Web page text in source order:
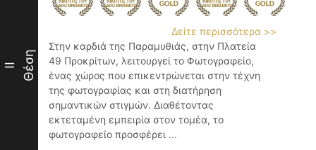
II Θέση
Δείτε περισσότερα >>
Στην καρδιά της Παραμυθιάς, στην Πλατεία
49 Προκρίτων, λειτουργεί το Φωτογραφείο,
ένας χώρος που επικεντρώνεται στην τέχνη
της φωτογραφίας και στη διατήρηση
σημαντικών στιγμών. Διαθέτοντας
εκτεταμένη εμπειρία στον τομέα, το
φωτογραφείο προσφέρει ...